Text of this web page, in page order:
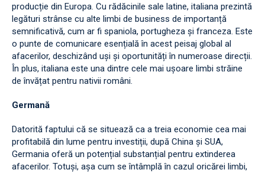
producție din Europa. Cu rădăcinile sale latine, italiana prezintă
legături strânse cu alte limbi de business de importanță
semnificativă, cum ar fi spaniola, portugheza și franceza. Este
o punte de comunicare esențială în acest peisaj global al
afacerilor, deschizând uși și oportunități în numeroase direcții.
În plus, italiana este una dintre cele mai ușoare limbi străine
de învățat pentru nativii români.
Germană
Datorită faptului că se situează ca a treia economie cea mai
profitabilă din lume pentru investiții, după China și SUA,
Germania oferă un potențial substanțial pentru extinderea
afacerilor. Totuși, așa cum se întâmplă în cazul oricărei limbi,